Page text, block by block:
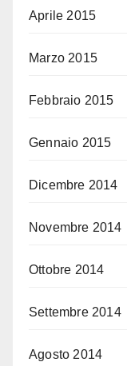
Aprile 2015
Marzo 2015
Febbraio 2015
Gennaio 2015
Dicembre 2014
Novembre 2014
Ottobre 2014
Settembre 2014
Agosto 2014